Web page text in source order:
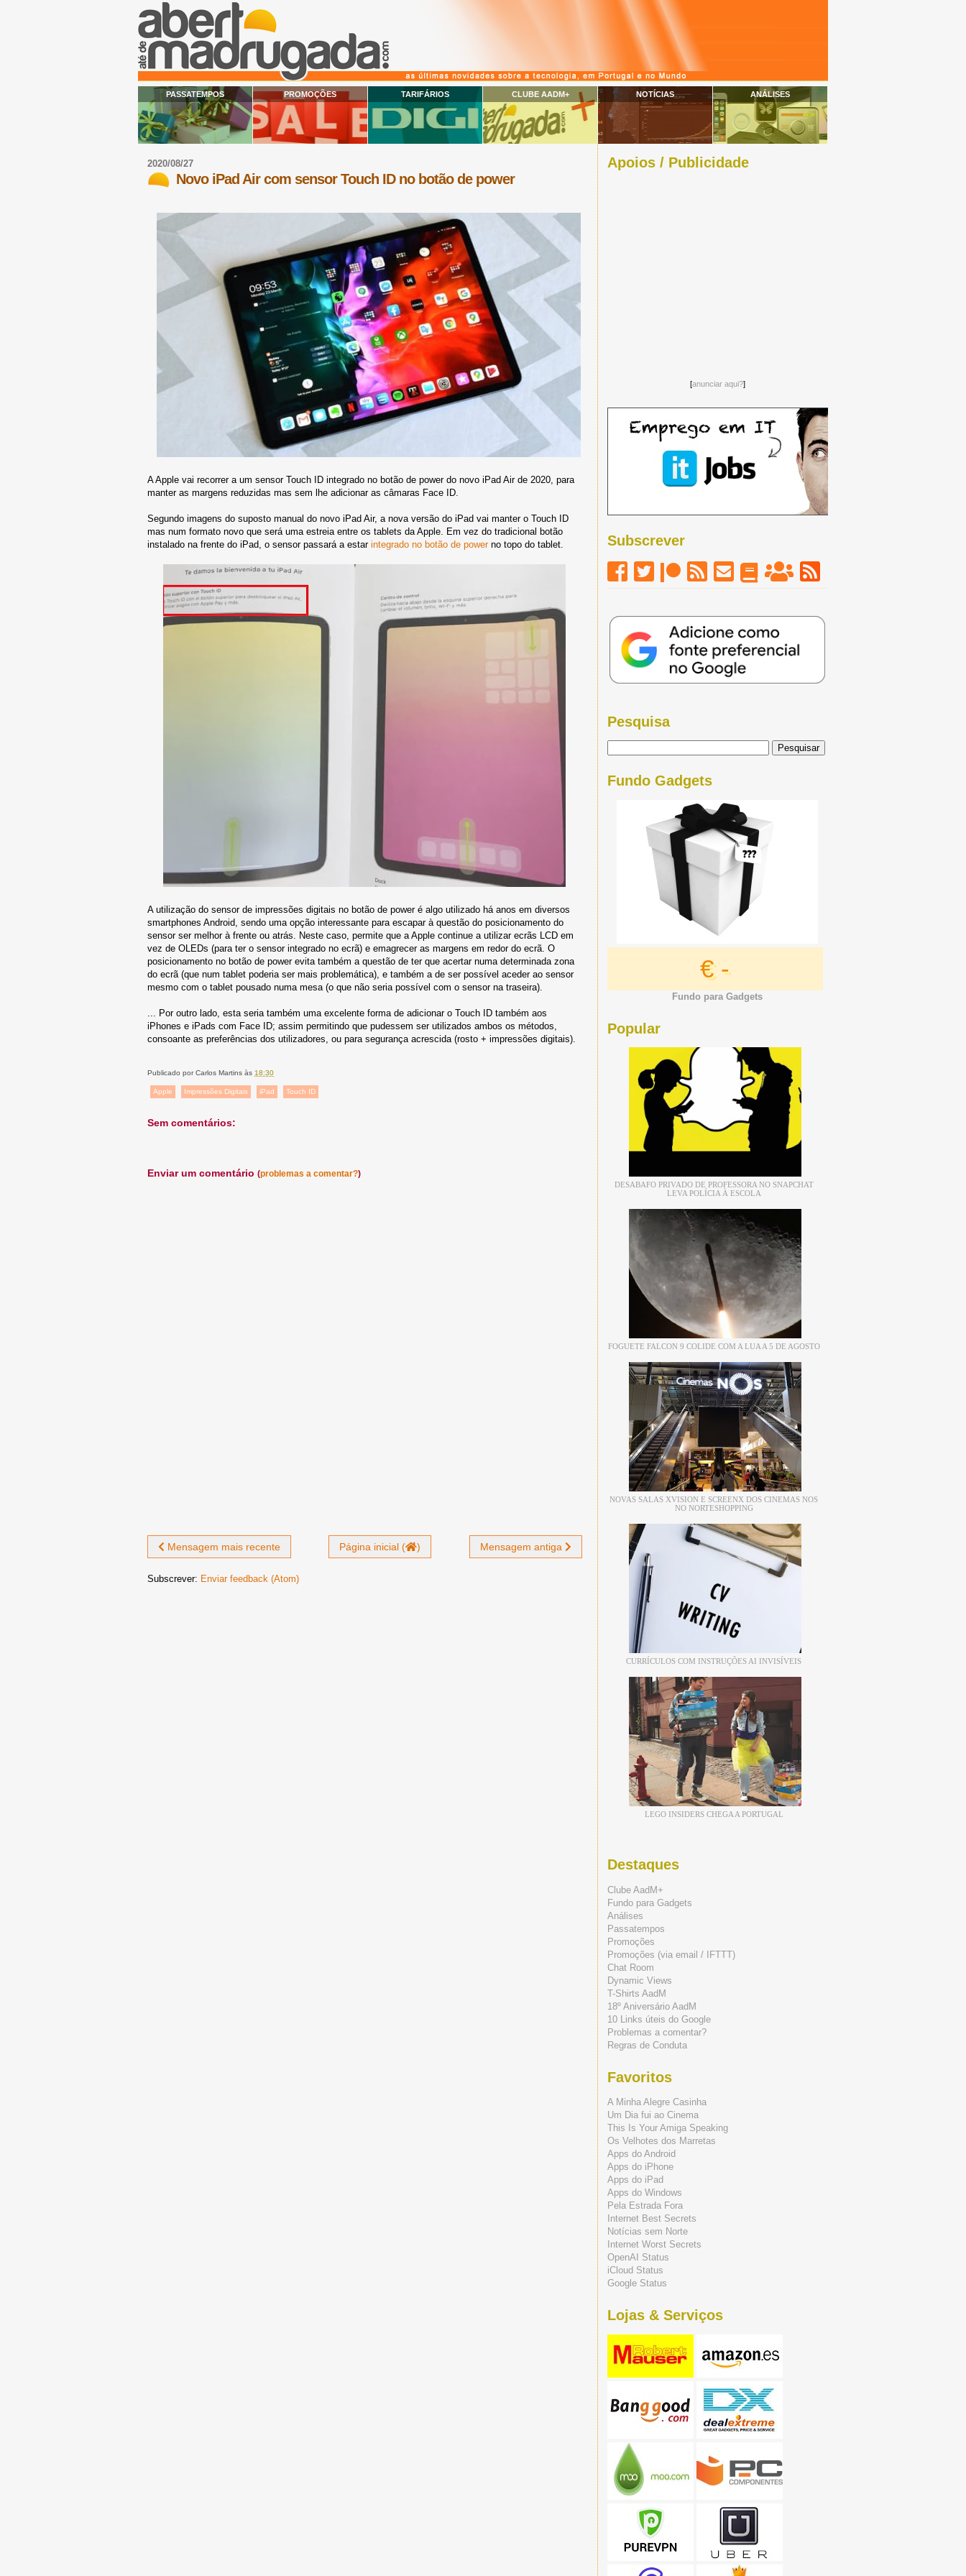
PASSATEMPOS PROMOÇÕES TARIFÁRIOS CLUBE AADM+ NOTÍCIAS ANÁLISES
2020/08/27
Novo iPad Air com sensor Touch ID no botão de power
A Apple vai recorrer a um sensor Touch ID integrado no botão de power do novo iPad Air de 2020, para
manter as margens reduzidas mas sem lhe adicionar as câmaras Face ID.
Segundo imagens do suposto manual do novo iPad Air, a nova versão do iPad vai manter o Touch ID
mas num formato novo que será uma estreia entre os tablets da Apple. Em vez do tradicional botão
instalado na frente do iPad, o sensor passará a estar integrado no botão de powerno topo do tablet.
A utilização do sensor de impressões digitais no botão de power é algo utilizado há anos em diversos
smartphones Android, sendo uma opção interessante para escapar à questão do posicionamento do
sensor ser melhor à frente ou atrás. Neste caso, permite que a Apple continue a utilizar ecrãs LCD em
vez de OLEDs (para ter o sensor integrado no ecrã) e emagrecer as margens em redor do ecrã. O
posicionamento no botão de power evita também a questão de ter que acertar numa determinada zona
do ecrã (que num tablet poderia ser mais problemática), e também a de ser possível aceder ao sensor
mesmo com o tablet pousado numa mesa (o que não seria possível com o sensor na traseira).
... Por outro lado, esta seria também uma excelente forma de adicionar o Touch ID também aos
iPhones e iPads com Face ID; assim permitindo que pudessem ser utilizados ambos os métodos,
consoante as preferências dos utilizadores, ou para segurança acrescida (rosto + impressões digitais).
Publicado porCarlos Martins às 18:30
Apple Impressões Digitais iPad Touch ID
Sem comentários:
Enviar um comentário (problemas a comentar?)
Mensagem mais recente Mensagem antiga
Página inicial ( )
Subscrever: Enviar feedback (Atom)
Apoios / Publicidade
[anunciar aqui?]
Subscrever
Pesquisa
Fundo Gadgets
€ -
Fundo para Gadgets
Popular
DESABAFO PRIVADO DE PROFESSORA NO SNAPCHAT
LEVA POLÍCIA À ESCOLA
FOGUETE FALCON 9 COLIDE COM A LUA A 5 DE AGOSTO
NOVAS SALAS XVISION E SCREENX DOS CINEMAS NOS
NO NORTESHOPPING
CURRÍCULOS COM INSTRUÇÕES AI INVISÍVEIS
LEGO INSIDERS CHEGA A PORTUGAL
Destaques
Clube AadM+
Fundo para Gadgets
Análises
Passatempos
Promoções
Promoções (via email / IFTTT)
Chat Room
Dynamic Views
T-Shirts AadM
18º Aniversário AadM
10 Links úteis do Google
Problemas a comentar?
Regras de Conduta
Favoritos
A Minha Alegre Casinha
Um Dia fui ao Cinema
This Is Your Amiga Speaking
Os Velhotes dos Marretas
Apps do Android
Apps do iPhone
Apps do iPad
Apps do Windows
Pela Estrada Fora
Internet Best Secrets
Notícias sem Norte
Internet Worst Secrets
OpenAI Status
iCloud Status
Google Status
Lojas & Serviços